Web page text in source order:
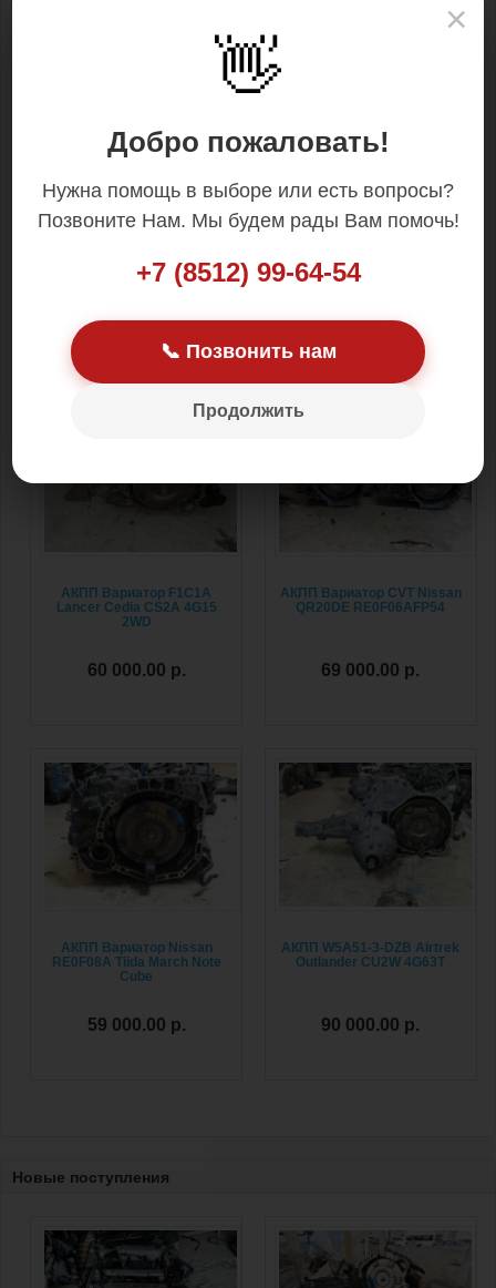
×
👋
Добро пожаловать!
Нужна помощь в выборе или есть вопросы?
Позвоните Нам. Мы будем рады Вам помочь!
+7 (8512) 99-64-54
📞 Позвонить нам
Продолжить
АКПП Вариатор F1C1A
Lancer Cedia CS2A 4G15
2WD
60 000.00 р.
АКПП Вариатор CVT Nissan
QR20DE RE0F06AFP54
69 000.00 р.
АКПП Вариатор Nissan
RE0F08A Tiida March Note
Cube
59 000.00 р.
АКПП W5A51-3-DZB Аirtrek
Outlander CU2W 4G63T
90 000.00 р.
Новые поступления